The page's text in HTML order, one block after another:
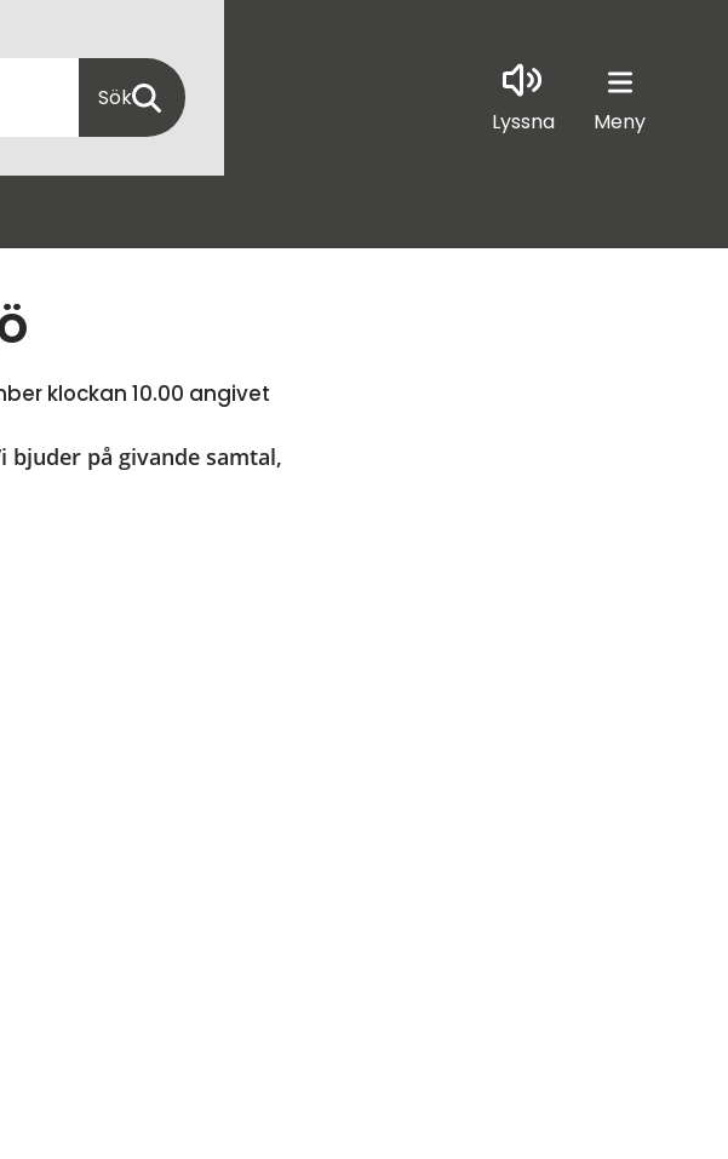
Sök
Lyssna
Meny
klockan 10.00 angivet
bjuder på givande samtal,